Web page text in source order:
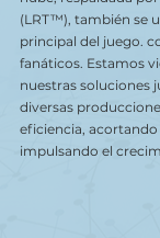
(LRT™), también se
principal del juego.
fanáticos. Estamos
nuestras soluciones
diversas
eficiencia,
impulsando el